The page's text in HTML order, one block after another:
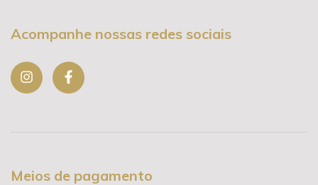
Acompanhe nossas redes sociais
Meios de pagamento